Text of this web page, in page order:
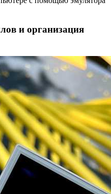
и организация